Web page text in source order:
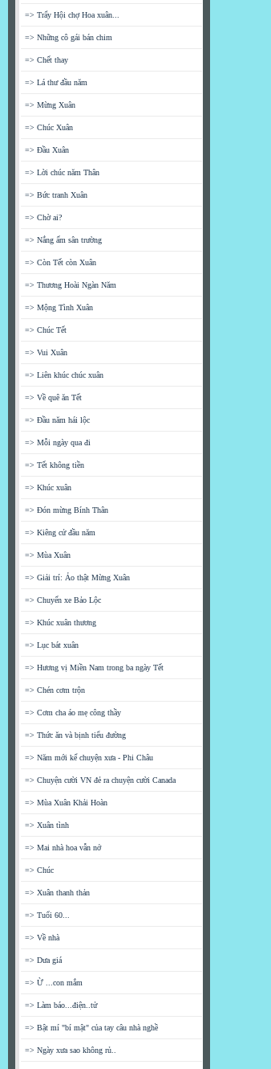
=> Trẩy Hội chợ Hoa xuân...
=> Những cô gái bán chim
=> Chết thay
=> Lá thư đầu năm
=> Mừng Xuân
=> Chúc Xuân
=> Đầu Xuân
=> Lời chúc năm Thân
=> Bức tranh Xuân
=> Chờ ai?
=> Nắng ấm sân trường
=> Còn Tết còn Xuân
=> Thương Hoài Ngàn Năm
=> Mộng Tình Xuân
=> Chúc Tết
=> Vui Xuân
=> Liên khúc chúc xuân
=> Về quê ăn Tết
=> Đầu năm hái lộc
=> Mỗi ngày qua đi
=> Tết không tiền
=> Khúc xuân
=> Đón mừng Bính Thân
=> Kiêng cử đầu năm
=> Mùa Xuân
=> Giải trí: Ảo thật Mừng Xuân
=> Chuyến xe Bảo Lộc
=> Khúc xuân thương
=> Lục bát xuân
=> Hương vị Miền Nam trong ba ngày Tết
=> Chén cơm trộn
=> Cơm cha áo mẹ công thầy
=> Thức ăn và bịnh tiểu đường
=> Năm mới kể chuyện xưa - Phi Châu
=> Chuyện cười VN đẻ ra chuyện cười Canada
=> Mùa Xuân Khải Hoàn
=> Xuân tình
=> Mai nhà hoa vẫn nở
=> Chúc
=> Xuân thanh thản
=> Tuổi 60...
=> Về nhà
=> Dưa giá
=> Ừ ...con mắm
=> Làm báo...điện..tử
=> Bật mí "bí mật" của tay câu nhà nghề
=> Ngày xưa sao không rủ..